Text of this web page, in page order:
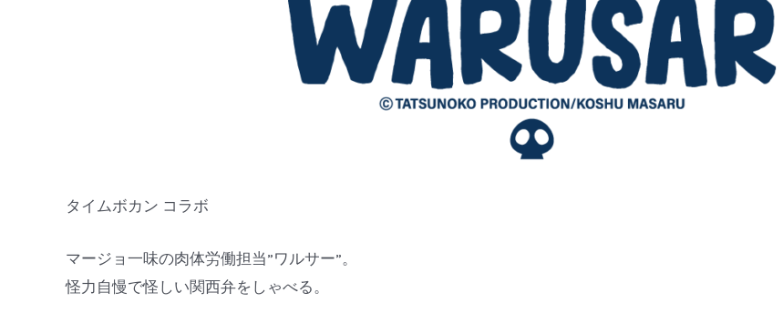
タイムボカン コラボ
マージョ一味の肉体労働担当”ワルサー”。
怪力自慢で怪しい関西弁をしゃべる。